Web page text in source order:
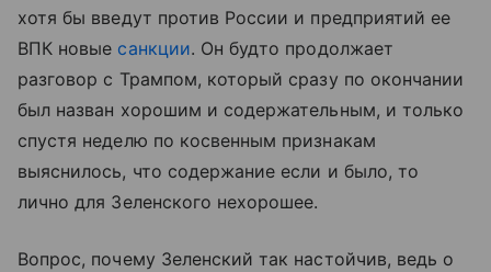
хотя бы введут против России и предприятий ее
ВПК новые санкции. Он будто продолжает
разговор с Трампом, который сразу по окончании
был назван хорошим и содержательным, и только
спустя неделю по косвенным признакам
выяснилось, что содержание если и было, то
лично для Зеленского нехорошее.
Вопрос, почему Зеленский так настойчив, ведь о